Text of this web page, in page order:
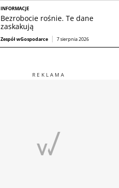
INFORMACJE
Bezrobocie rośnie. Te dane
zaskakują
Zespół wGospodarce 7 sierpnia 2026